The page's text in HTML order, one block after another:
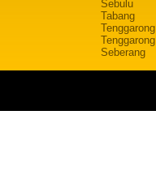
Sebulu
Tabang
Tenggarong
Tenggarong
Seberang